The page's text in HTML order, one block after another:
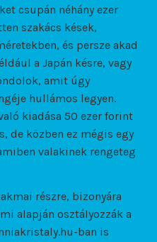
csupán néhány ezer
szakács kések,
és persze akad
a Japán késre, vagy
amit úgy
hullámos legyen.
kiadása 50 ezer forint
de közben ez mégis egy
valakinek rengeteg
részre, bizonyára
alapján osztályozzák a
ban is